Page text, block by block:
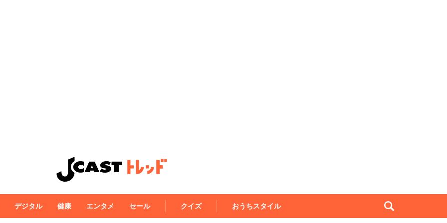
デジタル 健康 エンタメ セール クイズ おうちスタイル